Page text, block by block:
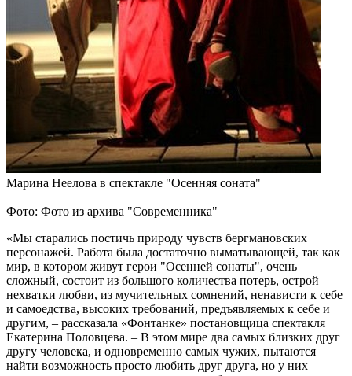
Марина Неелова в спектакле "Осенняя соната"
Фото: Фото из архива "Современника"
«Мы старались постичь природу чувств бергмановских
персонажей. Работа была достаточно выматывающей, так как
мир, в котором живут герои "Осенней сонаты", очень
сложный, состоит из большого количества потерь, острой
нехватки любви, из мучительных сомнений, ненависти к себе
и самоедства, высоких требований, предъявляемых к себе и
другим, – рассказала «Фонтанке» постановщица спектакля
Екатерина Половцева. – В этом мире два самых близких друг
другу человека, и одновременно самых чужих, пытаются
найти возможность просто любить друг друга, но у них